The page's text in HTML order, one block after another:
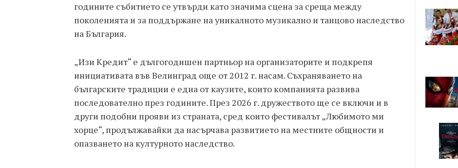
годините събитието се утвърди като значима сцена за среща между
поколенията и за поддържане на уникалното музикално и танцово наследство
на България.
„Изи Кредит“ е дългогодишен партньор на организаторите и подкрепя
инициативата във Велинград още от 2012 г. насам. Съхраняването на
българските традиции е една от каузите, които компанията развива
последователно през годините. През 2026 г. дружеството ще се включи и в
други подобни прояви из страната, сред които фестивалът „Любимото ми
хорце“, продължавайки да насърчава развитието на местните общности и
опазването на културното наследство.